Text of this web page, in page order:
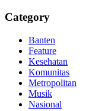
Category
Banten
Feature
Kesehatan
Komunitas
Metropolitan
Musik
Nasional